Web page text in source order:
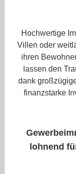
Hochwertige
Villen oder
ihren
lassen den
dank
finanzstarke
lohnend